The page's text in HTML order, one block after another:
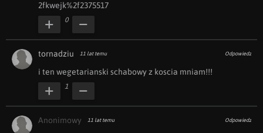
2f︀kwejk%2f︀2375517
0
tornadziu 11 lat temu Odpowiedz
i ten wegetarianski schabowy z koscia mniam!!!
1
Anonimowy 11 lat temu Odpowiedz